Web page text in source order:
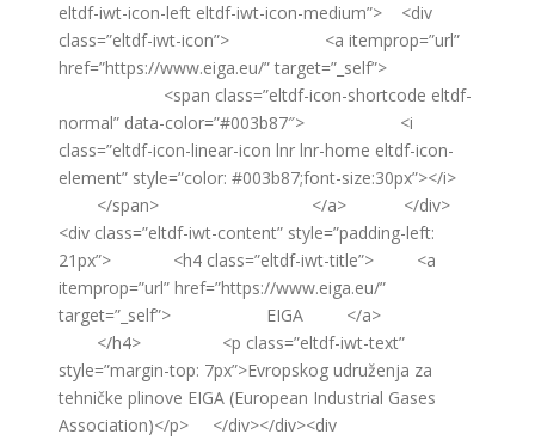
eltdf-iwt-icon-left eltdf-iwt-icon-medium”> <div
class=”eltdf-iwt-icon”> <a itemprop=”url”
href=”https://www.eiga.eu/” target=”_self”>
<span class=”eltdf-icon-shortcode eltdf-
normal” data-color=”#003b87″> <i
class=”eltdf-icon-linear-icon lnr lnr-home eltdf-icon-
element” style=”color: #003b87;font-size:30px”></i>
</span> </a> </div>
<div class=”eltdf-iwt-content” style=”padding-left:
21px”> <h4 class=”eltdf-iwt-title”> <a
itemprop=”url” href=”https://www.eiga.eu/”
target=”_self”> EIGA </a>
</h4> <p class=”eltdf-iwt-text”
style=”margin-top: 7px”>Evropskog udruženja za
tehničke plinove EIGA (European Industrial Gases
Association)</p> </div></div><div